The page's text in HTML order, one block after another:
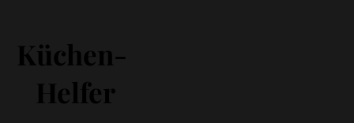
Küchen-
Helfer